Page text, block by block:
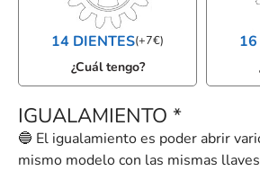
14 DIENTES(+7€)
¿Cuál tengo?
16
IGUALAMIENTO *
🔵 El igualamiento es poder abrir
mismo modelo con las mismas llaves